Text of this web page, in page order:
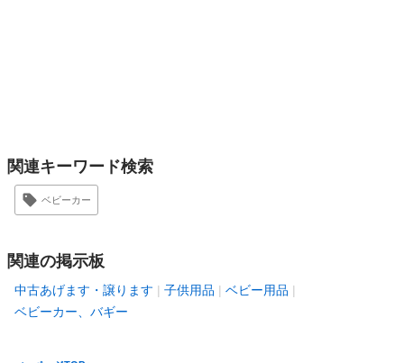
関連キーワード検索
ベビーカー
関連の掲示板
中古あげます・譲ります 子供用品
ベビー用品
ベビーカー、バギー